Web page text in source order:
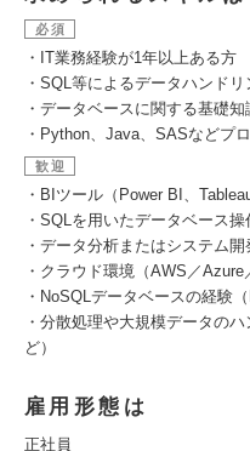
必須
・IT業務経験が1年以上ある方
・SQL等によるデータハンド
・データベースに関する基礎知
・Python、Java、SASなどプ
歓迎
・BIツール（Power BI、
・SQLを用いたデータベース
・データ分析またはシステム
・クラウド環境（AWS／
・NoSQLデータベースの経験
・分散処理や大規模データの
ど）
雇用形態は
正社員